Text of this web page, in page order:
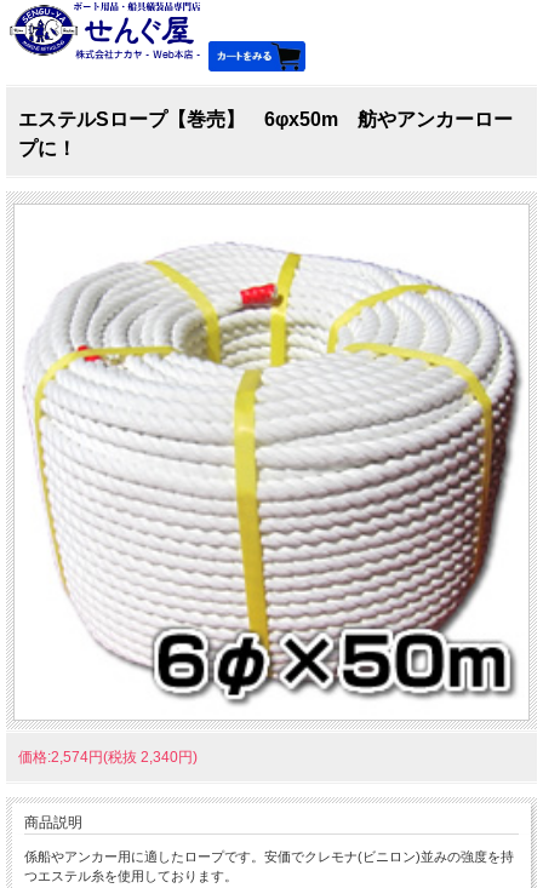
エステルSロープ【巻売】 6φx50m 舫やアンカーロー
プに！
価格:2,574円(税抜 2,340円)
商品説明
係船やアンカー用に適したロープです。安価でクレモナ(ビニロン)並みの強度を持
つエステル糸を使用しております。